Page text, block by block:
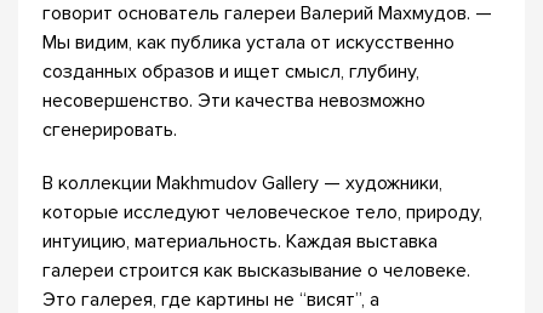
говорит основатель галереи Валерий Махмудов. —
Мы видим, как публика устала от искусственно
созданных образов и ищет смысл, глубину,
несовершенство. Эти качества невозможно
сгенерировать.
В коллекции Makhmudov Gallery — художники,
которые исследуют человеческое тело, природу,
интуицию, материальность. Каждая выставка
галереи строится как высказывание о человеке.
Это галерея, где картины не “висят”, а